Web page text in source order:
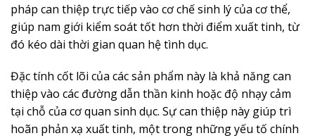
pháp can thiệp trực tiếp vào cơ chế sinh lý của cơ thể,
giúp nam giới kiểm soát tốt hơn thời điểm xuất tinh, từ
đó kéo dài thời gian quan hệ tình dục.
Đặc tính cốt lõi của các sản phẩm này là khả năng can
thiệp vào các đường dẫn thần kinh hoặc độ nhạy cảm
tại chỗ của cơ quan sinh dục. Sự can thiệp này giúp trì
hoãn phản xạ xuất tinh, một trong những yếu tố chính